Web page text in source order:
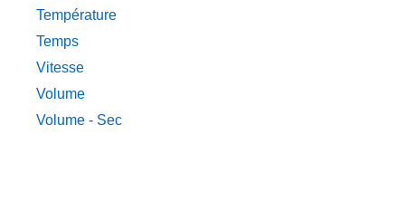
Température
Temps
Vitesse
Volume
Volume - Sec